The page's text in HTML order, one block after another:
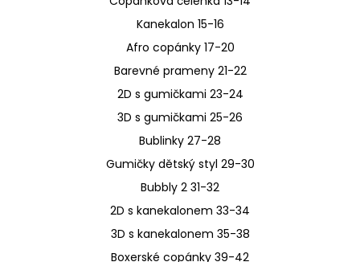
Kanekalon 15-16
Afro copánky 17-20
Barevné prameny 21-22
2D s gumičkami 23-24
3D s gumičkami 25-26
Bublinky 27-28
Gumičky dětský styl 29-30
Bubbly 2 31-32
2D s kanekalonem 33-34
3D s kanekalonem 35-38
Boxerské copánky 39-42